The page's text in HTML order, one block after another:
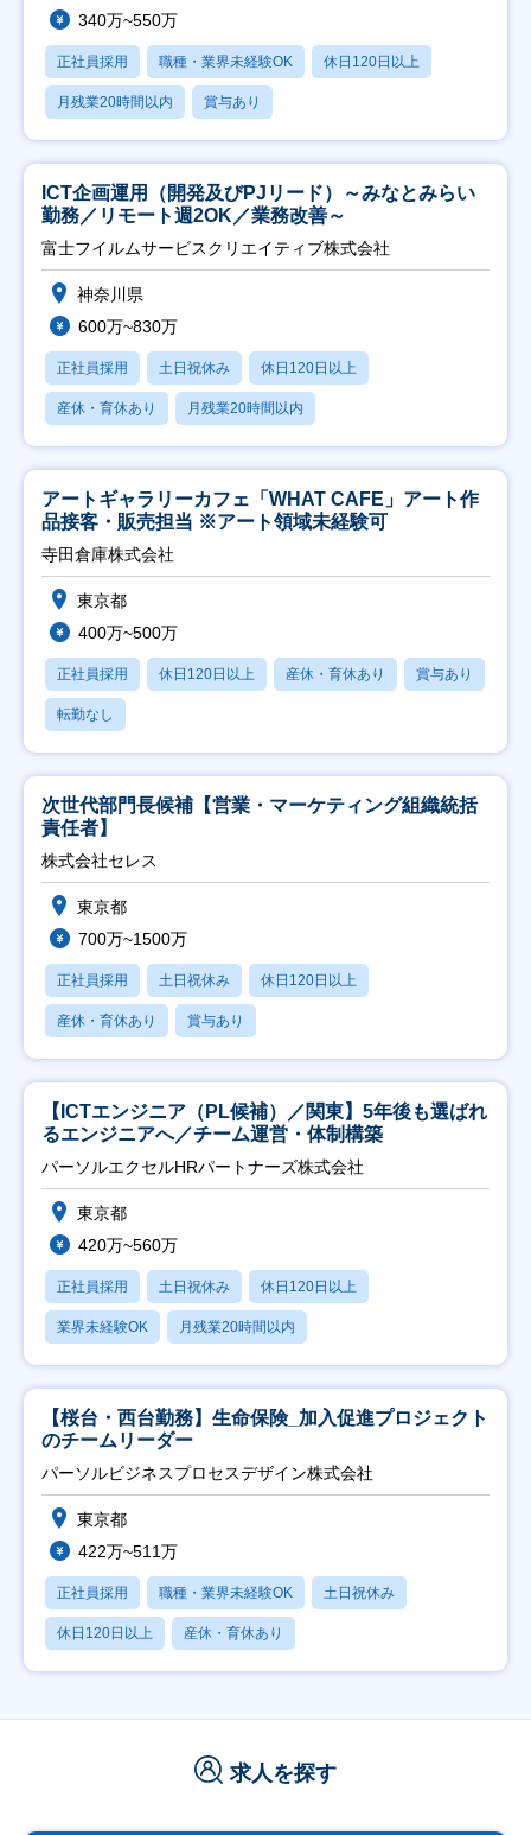
340万~550万
正社員採用 職種・業界未経験OK 休日120日以上
月残業20時間以内 賞与あり
ICT企画運用（開発及びPJリード）～みなとみらい
勤務／リモート週2OK／業務改善～
富士フイルムサービスクリエイティブ株式会社
神奈川県
600万~830万
正社員採用 土日祝休み 休日120日以上
産休・育休あり 月残業20時間以内
アートギャラリーカフェ「WHAT CAFE」アート作
品接客・販売担当 ※アート領域未経験可
寺田倉庫株式会社
東京都
400万~500万
正社員採用 休日120日以上 産休・育休あり 賞与あり
転勤なし
次世代部門長候補【営業・マーケティング組織統括
責任者】
株式会社セレス
東京都
700万~1500万
正社員採用 土日祝休み 休日120日以上
産休・育休あり 賞与あり
【ICTエンジニア（PL候補）／関東】5年後も選ばれ
るエンジニアへ／チーム運営・体制構築
パーソルエクセルHRパートナーズ株式会社
東京都
420万~560万
正社員採用 土日祝休み 休日120日以上
業界未経験OK 月残業20時間以内
【桜台・西台勤務】生命保険_加入促進プロジェクト
のチームリーダー
パーソルビジネスプロセスデザイン株式会社
東京都
422万~511万
正社員採用 職種・業界未経験OK 土日祝休み
休日120日以上 産休・育休あり
求人を探す